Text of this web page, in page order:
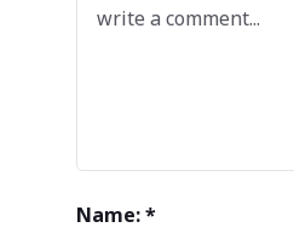
Name: *